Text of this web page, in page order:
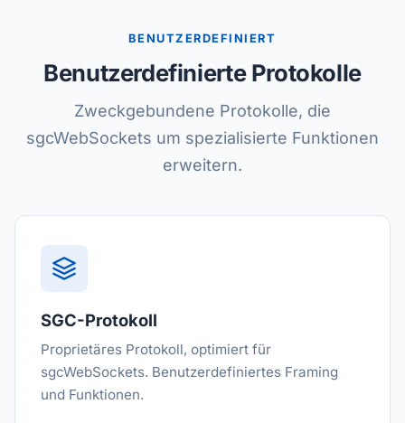
BENUTZERDEFINIERT
Benutzerdefinierte Protokolle
Zweckgebundene Protokolle, die
sgcWebSockets um spezialisierte Funktionen
erweitern.
SGC-Protokoll
Proprietäres Protokoll, optimiert für
sgcWebSockets. Benutzerdefiniertes Framing
und Funktionen.